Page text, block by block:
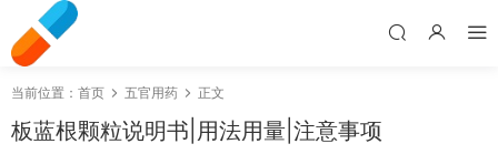
当前位置： 首页 五官用药 正文
板蓝根颗粒说明书|用法用量|注意事项